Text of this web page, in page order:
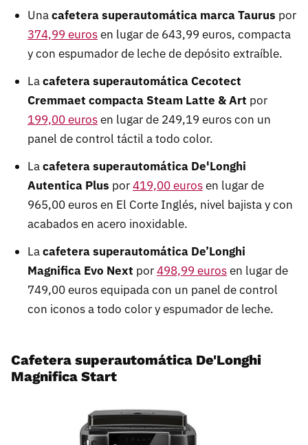
Unacafetera superautomática marca Taurus por
374,99 eurosen lugar de 643,99 euros, compacta
y con espumador de leche de depósito extraíble.
Lacafetera superautomática Cecotect
Cremmaet compacta Steam Latte & Art por
199,00 eurosen lugar de 249,19 euros con un
panel de control táctil a todo color.
Lacafetera superautomática De'Longhi
Autentica Plus por419,00 eurosen lugar de
965,00 euros en El Corte Inglés, nivel bajista y con
acabados en acero inoxidable.
Lacafetera superautomática De’Longhi
Magnifica Evo Next por498,99 eurosen lugar de
749,00 euros equipada con un panel de control
con iconos a todo color y espumador de leche.
Cafetera superautomática De'Longhi
Magnifica Start